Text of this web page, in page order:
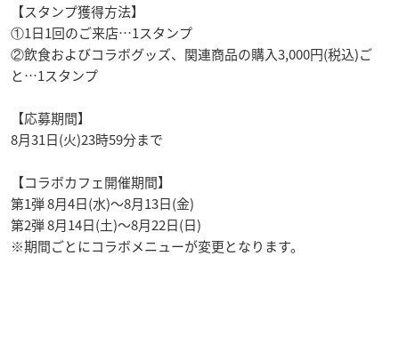
【スタンプ獲得方法】
①1日1回のご来店…1スタンプ
②飲食およびコラボグッズ、関連商品の購入3,000円(税込)ご
と…1スタンプ
【応募期間】
8月31日(火)23時59分まで
【コラボカフェ開催期間】
第1弾 8月4日(水)～8月13日(金)
第2弾 8月14日(土)～8月22日(日)
※期間ごとにコラボメニューが変更となります。